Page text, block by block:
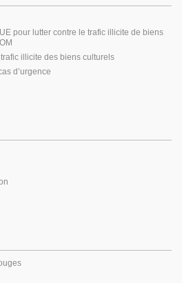
pour lutter contre le trafic illicite de biens
illicite des biens culturels
d’urgence